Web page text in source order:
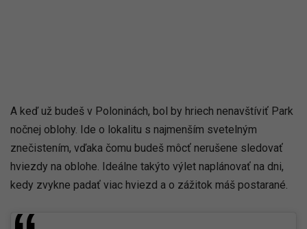
A keď už budeš v Poloninách, bol by hriech nenavštíviť Park
nočnej oblohy. Ide o lokalitu s najmenším svetelným
znečistením, vďaka čomu budeš môcť nerušene sledovať
hviezdy na oblohe. Ideálne takýto výlet naplánovať na dni,
kedy zvykne padať viac hviezd a o zážitok máš postarané.